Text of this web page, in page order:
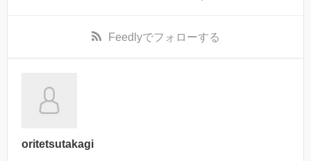
Feedlyでフォローする
oritetsutakagi